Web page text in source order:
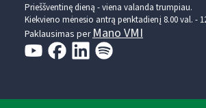
Prieššventinę dieną - viena valanda trumpiau.
Kiekvieno mėnesio antrą penktadienį 8.00 val. -
Paklausimas perMano VMI